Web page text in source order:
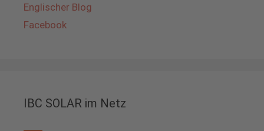
Englischer Blog
Facebook
IBC SOLAR im Netz